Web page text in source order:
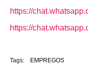
https://
https://
Tags: EMPREGOS